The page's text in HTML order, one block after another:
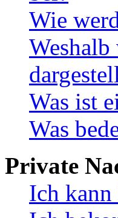
Wie
Was ist
Was
Private
Ich